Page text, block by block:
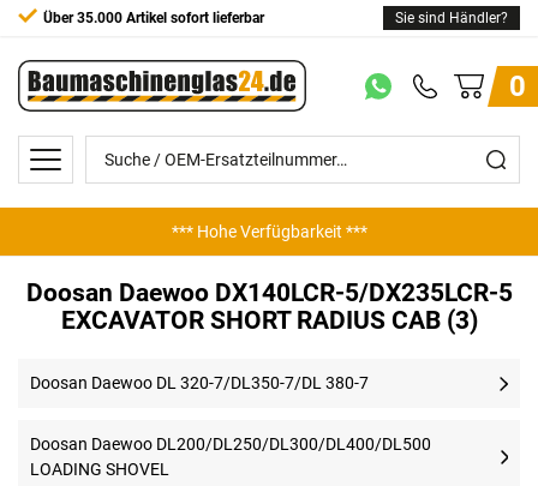
Über 35.000 Artikel sofort lieferbar Sie sind Händler?
0
*** Hohe Verfügbarkeit ***
Doosan Daewoo DX140LCR-5/DX235LCR-5
EXCAVATOR SHORT RADIUS CAB (3)
Doosan Daewoo DL 320-7/DL350-7/DL 380-7
Doosan Daewoo DL200/DL250/DL300/DL400/DL500
LOADING SHOVEL